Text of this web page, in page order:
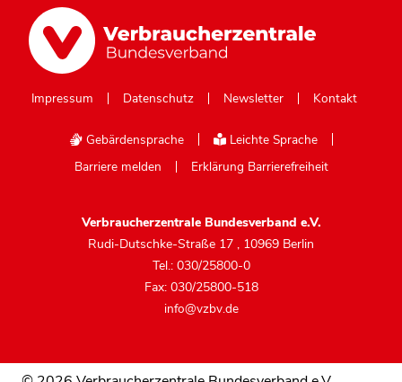
Impressum Datenschutz Newsletter Kontakt
Gebärdensprache
Leichte Sprache
Barriere melden
Erklärung Barrierefreiheit
Verbraucherzentrale Bundesverband e.V.
Rudi-Dutschke-Straße 17 , 10969 Berlin
Tel.: 030/25800-0
Fax: 030/25800-518
info@vzbv.de